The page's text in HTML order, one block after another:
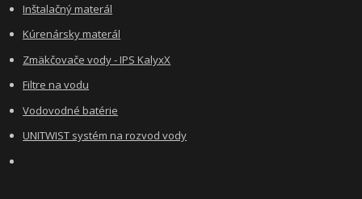
Inštalačný materál
Kúrenársky materál
Zmäkčovače vody - IPS KalyxX
Filtre na vodu
Vodovodné batérie
UNITWIST systém na rozvod vody